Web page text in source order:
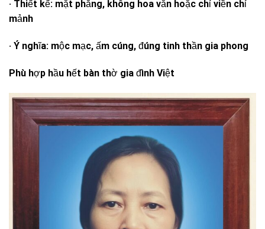
· Thiết kế: mặt phẳng, không hoa văn hoặc chỉ viền chỉ
mảnh
· Ý nghĩa: mộc mạc, ấm cúng, đúng tinh thần gia phong
Phù hợp hầu hết bàn thờ gia đình Việt